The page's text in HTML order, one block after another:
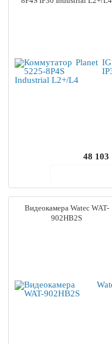
48 103
Видеокамера Watec WAT-
902HB2S